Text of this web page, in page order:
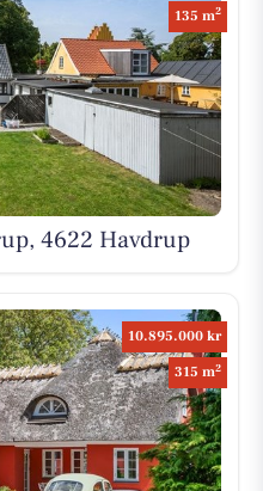
135 m2
4622 Havdrup
10.895.000 kr
315 m2